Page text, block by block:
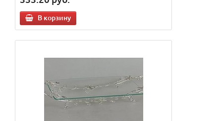
В корзину